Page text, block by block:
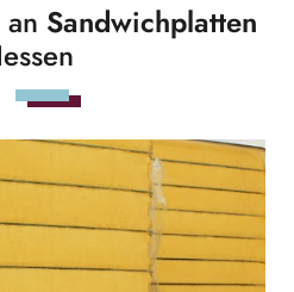
Sandwichplatten